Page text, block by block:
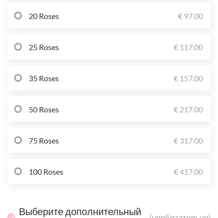
20 Roses € 97.00
25 Roses € 117.00
35 Roses € 157.00
50 Roses € 217.00
75 Roses € 317.00
100 Roses € 417.00
Выберите дополнительный